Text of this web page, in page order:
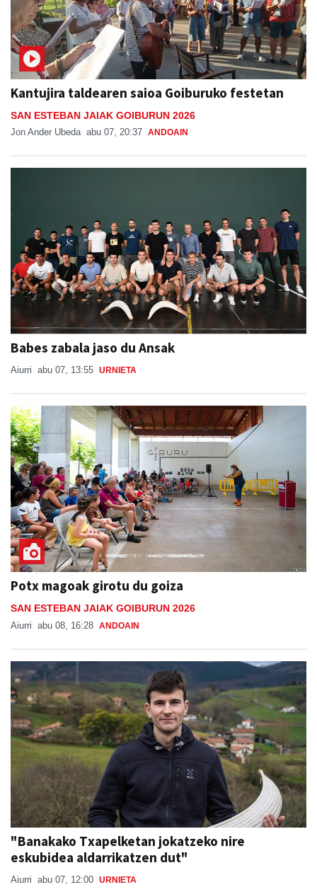
Kantujira taldearen saioa Goiburuko festetan
SAN ESTEBAN JAIAK GOIBURUN 2026
Jon Ander Ubeda abu 07, 20:37 ANDOAIN
Babes zabala jaso du Ansak
Aiurri abu 07, 13:55 URNIETA
Potx magoak girotu du goiza
SAN ESTEBAN JAIAK GOIBURUN 2026
Aiurri abu 08, 16:28 ANDOAIN
"Banakako Txapelketan jokatzeko nire
eskubidea aldarrikatzen dut"
Aiurri abu 07, 12:00 URNIETA